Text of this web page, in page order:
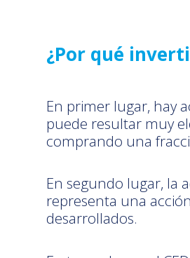
¿Por qué
En primer lugar, hay
puede resultar muy
comprando una
En segundo lugar, la
representa una
desarrollados.